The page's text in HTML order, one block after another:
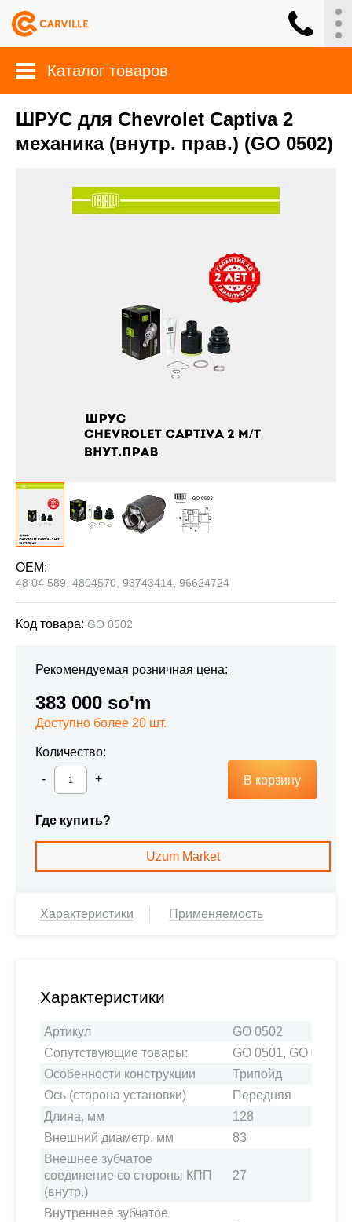
Каталог товаров
ШРУС для Chevrolet Captiva 2
механика (внутр. прав.) (GO 0502)
OEM:
48 04 589, 4804570, 93743414, 96624724
Код товара: GO 0502
Рекомендуемая розничная цена:
383 000 so'm
Доступно более 20 шт.
Количество:
В корзину
Где купить?
Uzum Market
Характеристики Применяемость
Характеристики
Артикул
GO 0502
Сопутствующие товары:
GO 0501, GO 0503
Особенности конструкции
Трипойд
Ось (сторона установки)
Передняя
Длина, мм
128
Внешний диаметр, мм
83
Внешнее зубчатое
соединение со стороны КПП
(внутр.)
27
Внутреннее зубчатое